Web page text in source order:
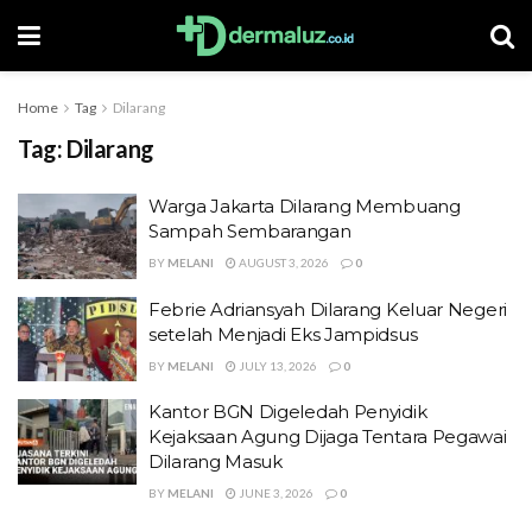
Home Tag Dilarang
Tag: Dilarang
Warga Jakarta Dilarang Membuang
Sampah Sembarangan
BY MELANI AUGUST 3, 2026 0
Febrie Adriansyah Dilarang Keluar Negeri
setelah Menjadi Eks Jampidsus
BY MELANI JULY 13, 2026 0
Kantor BGN Digeledah Penyidik
Kejaksaan Agung Dijaga Tentara Pegawai
Dilarang Masuk
BY MELANI JUNE 3, 2026 0